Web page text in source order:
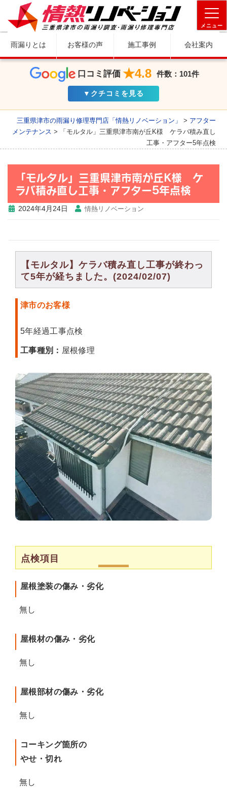
メニュー
雨漏りとは お客様の声 施工事例 会社案内
口コミ評価 ★4.8 件数：101件
▼クチコミを見る
三重県津市の雨漏り修理専門店「情熱リノベーション」 > アフター
メンテナンス >
「モルタル」三重県津市南が丘K様 ケラバ積み直し
工事・アフター5年点検
「モルタル」三重県津市南が丘K様 ケ
ラバ積み直し工事・アフター5年点検
2024年4月24日 情熱リノベーション
【モルタル】ケラバ積み直し工事が終わっ
て5年が経ちました。(2024/02/07)
津市のお客様
5年経過工事点検
工事種別： 屋根修理
点検項目
屋根塗装の傷み・劣化
無し
屋根材の傷み・劣化
無し
屋根部材の傷み・劣化
無し
コーキング箇所の
やせ・切れ
無し